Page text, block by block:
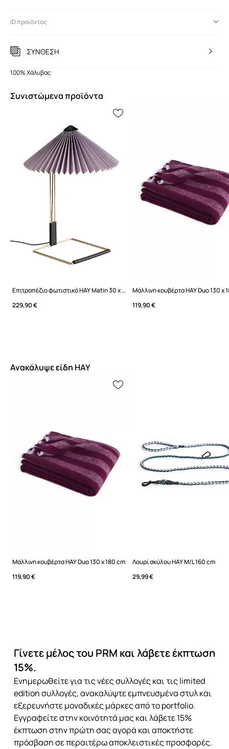
ID προϊόντος
ΣΥΝΘΕΣΗ
100% Χάλυβας
Συνιστώμενα προϊόντα
Επιτραπέζιο φωτιστικό HAY Matin 30 x 38 cm
229,90 €
Μάλλινη κουβέρτα HAY Duo 130 x
119,90 €
Ανακάλυψε είδη HAY
Μάλλινη κουβέρτα HAY Duo 130 x 180 cm
119,90 €
Λουρί σκύλου HAY M/L 160 cm
29,99 €
Γίνετε μέλος του PRM και λάβετε έκπτωση
15%.
Ενημερωθείτε για τις νέες συλλογές και τις limited
edition συλλογές, ανακαλύψτε εμπνευσμένα στυλ και
εξερευνήστε μοναδικές μάρκες από το portfolio.
Εγγραφείτε στην κοινότητά μας και λάβετε 15%
έκπτωση στην πρώτη σας αγορά και αποκτήστε
πρόσβαση σε περαιτέρω αποκλειστικές προσφορές.